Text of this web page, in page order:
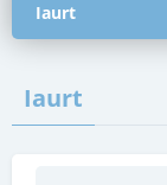
Iaurt
Iaurt